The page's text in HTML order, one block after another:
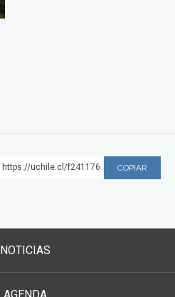
https://uchile.cl/f241176 COPIAR
NOTICIAS